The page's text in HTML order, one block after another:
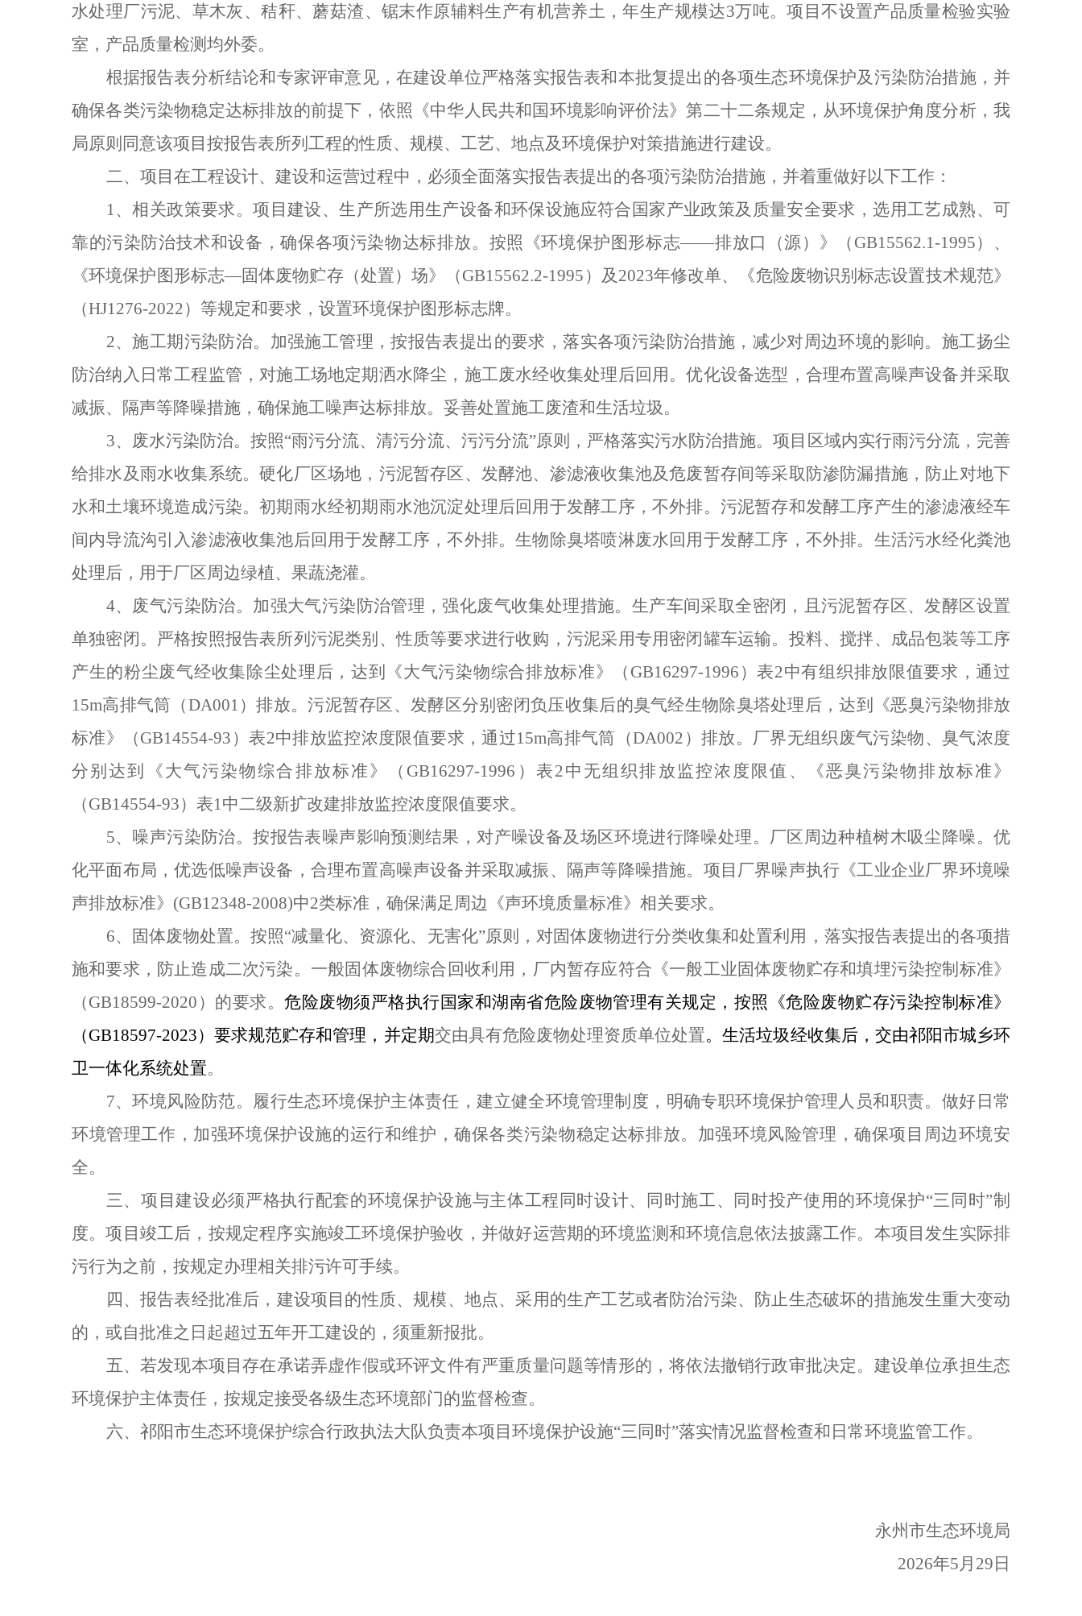
水处理厂污泥、草木灰、秸秆、蘑菇渣、锯末作原辅料生产有机营养土，年生产规模达3万吨。项目不设置产品质量检验实验
室，产品质量检测均外委。
根据报告表分析结论和专家评审意见，在建设单位严格落实报告表和本批复提出的各项生态环境保护及污染防治措施， 并
确保各类污染物稳定达标排放的前提下，依照《中华人民共和国环境影响评价法》第二十二条规定，从环境保护角度分析，我
局原则 同意该项目按报告表所列工程的性质、规模、工艺、地点及环境保护对策措施进行建设。
二、项目在工程设计、建设和运营过程中，必须全面落实报告表提出的各项污染防治措施，并着重做好以下工作：
1、相关政策要求。项目建设、生产所选用生产设备和环保设施应符合国家产业政策及质量安全要求，选用工艺成熟、可
靠的污染防治技术和设备，确保各项污染物达标排放。按照《环境保护图形标志——排放口（源）》（ GB15562.1-1995）、
《环境保护图形标志—固体废物贮存（处置）场》（GB15562.2-1995 ）及 2023年修改单、《危险废物识别标志设置技术规范》
（HJ1276-2022）等规定和要求，设置环境保护图形标志牌。
2、施工期污染防治。加强施工管理，按报告表提出的要求，落实各项污染防治措施，减少对周边环境的影响。施工扬尘
防治纳入日常工程监管，对施工场地定期洒水降尘，施工废水经收集处理后回用。优化设备选型，合理布置高噪声设备并采取
减振、隔声等降噪措施，确保施工噪声达标排放。妥善处置施工废渣和生活垃圾。
3、废水污染防治。按照“雨污分流、清污分流、污污分流”原则，严格落实污水防治措施。项目区域内实行雨污分流，完善
给排水及雨水收集系统。硬化厂区场地，污泥暂存区、发酵池、渗滤液收集池及危废暂存间等采取防渗防漏措施，防止对地下
水和土壤环境造成污染。初期雨水经初期雨水池沉淀处理后回用于发酵工序，不外排。污泥暂存和发酵工序产生的渗滤液经车
间内导流沟引入渗滤液收集池后回用于发酵工序，不外排。生物除臭塔喷淋废水回用于发酵工序，不外排。生活污水经化粪池
处理后，用于厂区周边绿植、果蔬浇灌。
4、废气污染防治。加强大气污染防治管理，强化废气收集处理措施。生产车间采取全密闭，且污泥暂存区、发酵区设置
单独密闭。严格按照报告表所列污泥类别、性质等要求进行收购，污泥采用专用密闭罐车运输。投料、搅拌、成品包装等工序
产生的粉尘废气经收集除尘处理后，达到《大气污染物综合排放标准》（ GB16297-1996 ）表2中有组织排放限值要求，通过
15m高排气筒（DA001 ）排放。污泥暂存区、发酵区分别密闭负压收集后的臭气经生物除臭塔处理后，达到《恶臭污染物排放
标准》（GB14554-93 ）表2中排放监控浓度限值要求，通过15m高排气筒（DA002 ）排放。厂界无组织废气污染物、臭气浓度
分别达到《大气污染物综合排放标准》（ GB16297-1996 ）表2中无组织排放监控浓度限值、《恶臭污染物排放标准》
（GB14554-93）表1中二级新扩改建排放监控浓度限值要求。
5、噪声污染防治。按报告表噪声影响预测结果，对产噪设备及场区环境进行降噪处理。厂区周边种植树木吸尘降噪。优
化平面布局，优选低噪声设备，合理布置高噪声设备并采取减振、隔声等降噪措施。项目厂界噪声执行《工业企业厂界环境噪
声排放标准》 (GB12348-2008)中2类标准，确保满足周边《声环境质量标准》相关要求。
6、 固体废物处置。按照“减量化、资源化、无害化”原则，对固体废物进行分类收集和处置利用， 落实报告表提出的各项措
施和要求， 防止造成二次污染。 一般固体废物综合回收利用，厂内暂存应符合《一般工业固体废物贮存和填埋污染控制标准》
（GB18599-2020 ）的要求。危险废物须严格执行国家和湖南省危险废物管理有关规定，按照《危险废物贮存污染控制标准》
（GB18597-2023）要求规范贮存和管理，并定期交由具有危险废物处理资质单位处置。生活垃圾经收集后，交由祁阳市城乡环
卫一体化系统处置。
7、环境风险防范。履行生态环境保护主体责任，建立健全环境管理制度，明确专职环境保护管理人员和职责。 做好日常
环境管理工作 ， 加强环境保护设施的运行和维护，确保各类污染物稳定达标排放。 加强环境风险管理，确保项目周边环境安
全。
三、项目建设必须严格执行配套的环境保护设施与主体工程同时设计、同时施工、同时投产使用的环境保护“三同时”制
度。项目竣工后，按规定程序实施竣工环境保护验收 ，并做好运营期的环境监测和环境信息依法披露工作。本项目发生实际排
污行为之前，按规定办理相关排污许可手续。
四、报告表经批准后，建设项目的性质、规模、地点、采用的生产工艺或者防治污染、防止生态破坏的措施发生重大变动
的，或自批准之日起超过五年开工建设的，须重新报批。
五、若发现本项目存在承诺弄虚作假或环评文件有严重质量问题等情形的，将依法撤销行政审批决定。建设单位承担生态
环境保护主体责任，按规定接受各级生态环境部门的监督检查。
六、 祁阳市生态环境保护综合行政执法大队负责本项目环境保护设施“三同时”落实情况监督检查和日常环境监管工作。
永州市生态环境局
2026年5月 29 日